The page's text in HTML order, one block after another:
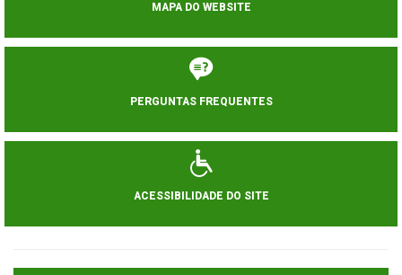
MAPA DO WEBSITE
PERGUNTAS FREQUENTES
ACESSIBILIDADE DO SITE